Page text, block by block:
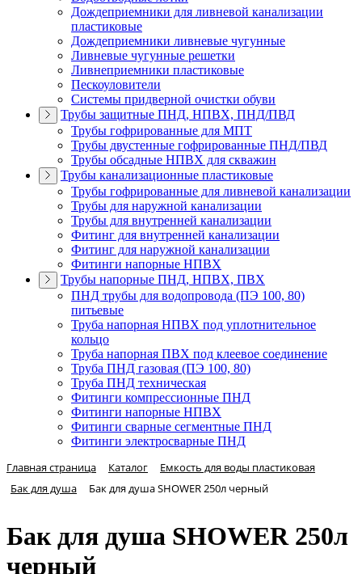
Дождеприемники для ливневой канализации
пластиковые
Дождеприемники ливневые чугунные
Ливневые чугунные решетки
Ливнеприемники пластиковые
Пескоуловители
Системы придверной очистки обуви
Трубы защитные ПНД, НПВХ, ПНД/ПВД
Трубы гофрированные для МПТ
Трубы двустенные гофрированные ПНД/ПВД
Трубы обсадные НПВХ для скважин
Трубы канализационные пластиковые
Трубы гофрированные для ливневой канализации
Трубы для наружной канализации
Трубы для внутренней канализации
Фитинг для внутренней канализации
Фитинг для наружной канализации
Фитинги напорные НПВХ
Трубы напорные ПНД, НПВХ, ПВХ
ПНД трубы для водопровода (ПЭ 100, 80)
питьевые
Труба напорная НПВХ под уплотнительное
кольцо
Труба напорная ПВХ под клеевое соединение
Труба ПНД газовая (ПЭ 100, 80)
Труба ПНД техническая
Фитинги компрессионные ПНД
Фитинги напорные НПВХ
Фитинги сварные сегментные ПНД
Фитинги электросварные ПНД
Главная страница Каталог
Емкость для воды пластиковая
Бак для душа
Бак для душа SHOWER 250л черный
Бак для душа SHOWER 250л
черный